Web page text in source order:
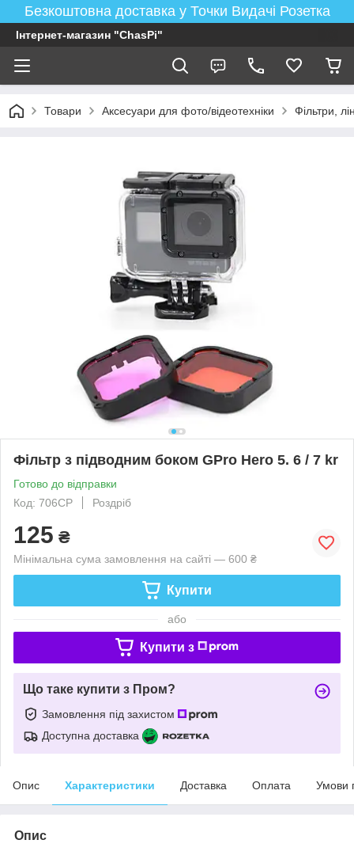
Безкоштовна доставка у Точки Видачі Розетка
Інтернет-магазин "ChasPi"
Товари Аксесуари для фото/відеотехніки Фільтри,
Фільтр з підводним боком GPro Hero 5. 6 / 7 kr
Готово до відправки
Код: 706CP
Роздріб
125 ₴
Мінімальна сума замовлення на сайті — 600 ₴
Купити
або
Купити з
Що таке купити з Пром?
Замовлення під захистом
Доступна доставка
Опис Характеристики Доставка Оплата Умови
Опис